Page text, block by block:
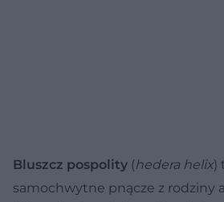
Bluszcz pospolity (hedera helix)
samochwytne pnącze z rodziny